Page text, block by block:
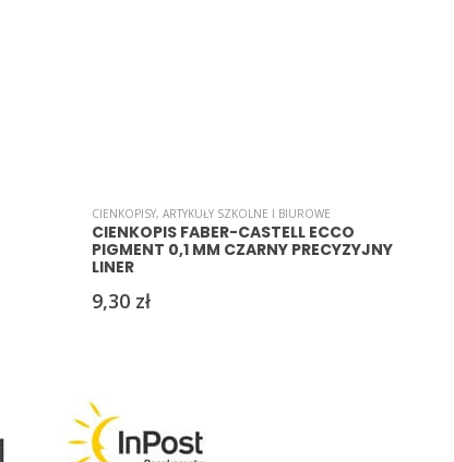
CIENKOPISY, ARTYKUŁY SZKOLNE I BIUROWE
CIENKOPIS FABER-CASTELL ECCO
PIGMENT 0,1 MM CZARNY PRECYZYJNY
LINER
9,30 zł